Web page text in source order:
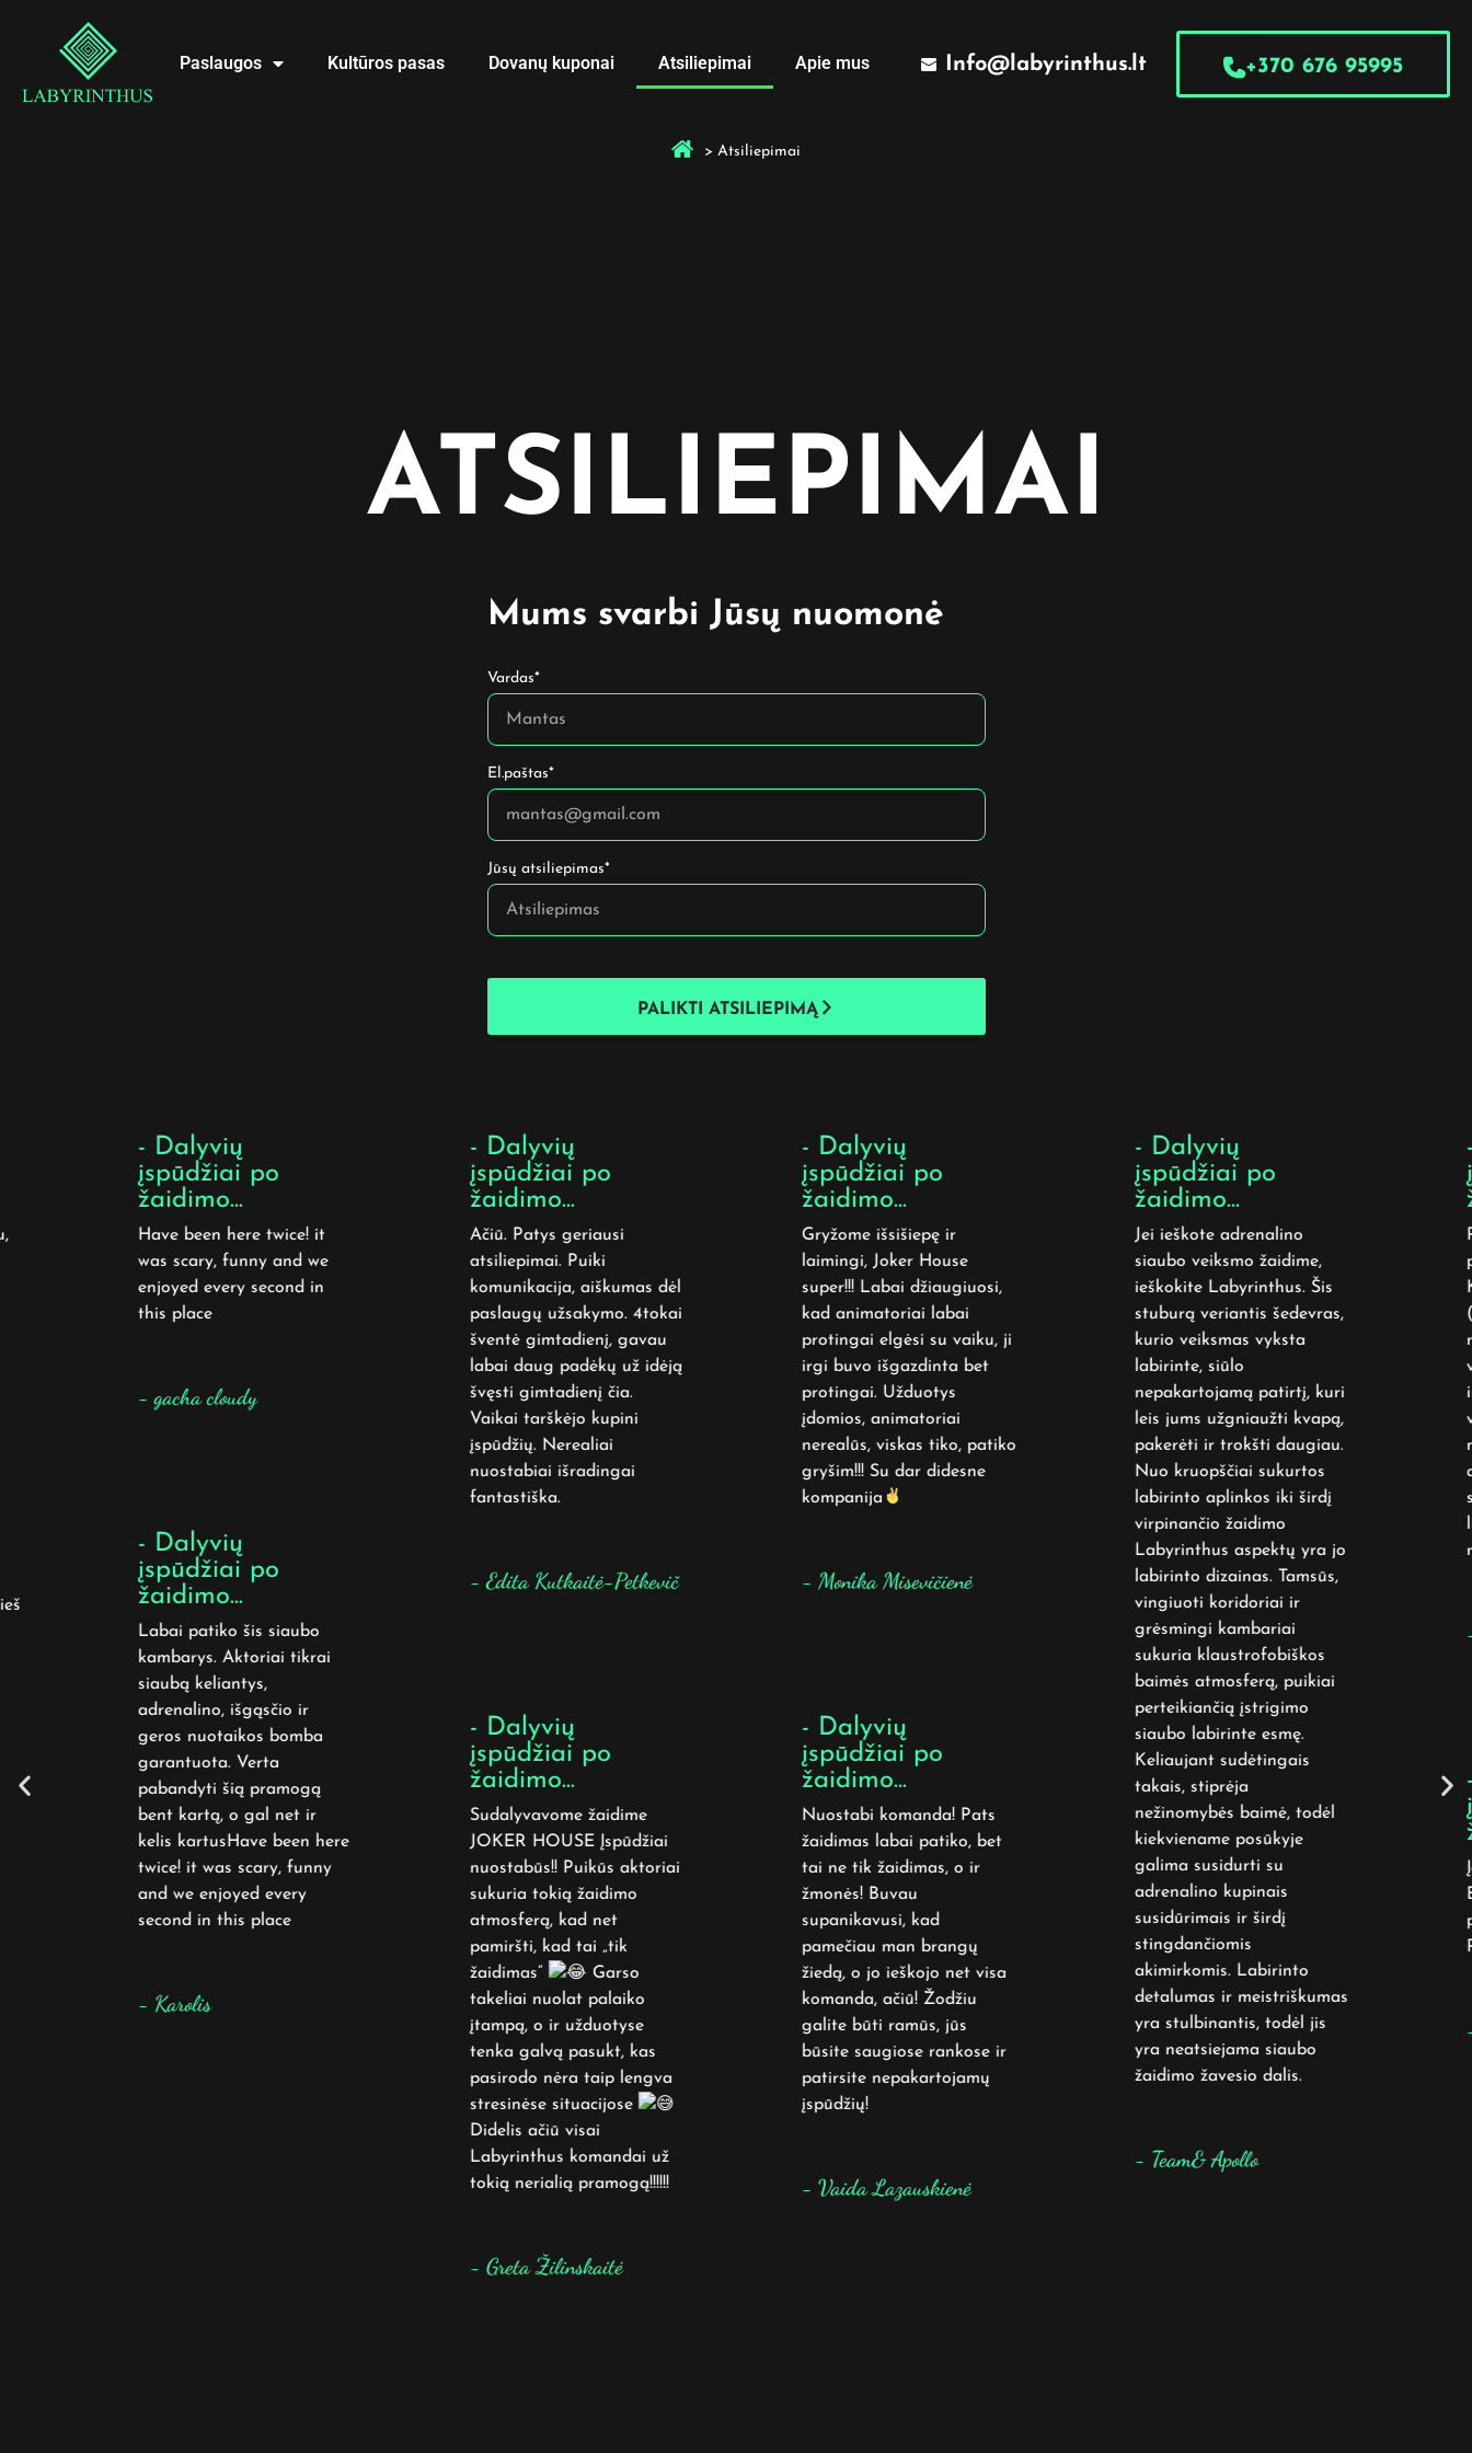
> Atsiliepimai
Paslaugos Kultūros pasas Dovanų kuponai Atsiliepimai Apie mus Info@labyrinthus.lt +370 676 95995
ATSILIEPIMAI
Mums svarbi Jūsų nuomonė
Vardas*
El.paštas*
Jūsų atsiliepimas*
PALIKTI ATSILIEPIMĄ
- Dalyvių
įspūdžiai po
žaidimo...
Have been here twice! it
was scary, funny and we
enjoyed every second in
this place
- gacha cloudy
- Dalyvių
įspūdžiai po
žaidimo...
Labai patiko šis siaubo
kambarys. Aktoriai tikrai
siaubą keliantys,
adrenalino, išgąsčio ir
geros nuotaikos bomba
garantuota. Verta
pabandyti šią pramogą
bent kartą, o gal net ir
kelis kartusHave been here
twice! it was scary, funny
and we enjoyed every
second in this place
- Karolis
- Dalyvių
įspūdžiai po
žaidimo...
Ačiū. Patys geriausi
atsiliepimai. Puiki
komunikacija, aiškumas dėl
paslaugų užsakymo. 4tokai
šventė gimtadienį, gavau
labai daug padėkų už idėją
švęsti gimtadienį čia.
Vaikai tarškėjo kupini
įspūdžių. Nerealiai
nuostabiai išradingai
fantastiška.
- Edita Kutkaitė-Petkevič
- Dalyvių
įspūdžiai po
žaidimo...
Sudalyvavome žaidime
JOKER HOUSE Įspūdžiai
nuostabūs!! Puikūs aktoriai
sukuria tokią žaidimo
atmosferą, kad net
pamiršti, kad tai „tik
žaidimas”
Garso
takeliai nuolat palaiko
įtampą, o ir užduotyse
tenka galvą pasukt, kas
pasirodo nėra taip lengva
stresinėse situacijose
Didelis ačiū visai
Labyrinthus komandai už
tokią nerialią pramogą!!!!!!
- Greta Žilinskaitė
- Dalyvių
įspūdžiai po
žaidimo...
Gryžome išsišiepę ir
laimingi, Joker House
super!!! Labai džiaugiuosi,
kad animatoriai labai
protingai elgėsi su vaiku, ji
irgi buvo išgazdinta bet
protingai. Užduotys
įdomios, animatoriai
nerealūs, viskas tiko, patiko
gryšim!!! Su dar didesne
kompanija
- Monika Misevičienė
- Dalyvių
įspūdžiai po
žaidimo...
Nuostabi komanda! Pats
žaidimas labai patiko, bet
tai ne tik žaidimas, o ir
žmonės! Buvau
supanikavusi, kad
pamečiau man brangų
žiedą, o jo ieškojo net visa
komanda, ačiū! Žodžiu
galite būti ramūs, jūs
būsite saugiose rankose ir
patirsite nepakartojamų
įspūdžių!
- Vaida Lazauskienė
- Dalyvių
įspūdžiai po
žaidimo...
Jei ieškote adrenalino
siaubo veiksmo žaidime,
ieškokite Labyrinthus. Šis
stuburą veriantis šedevras,
kurio veiksmas vyksta
labirinte, siūlo
nepakartojamą patirtį, kuri
leis jums užgniaužti kvapą,
pakerėti ir trokšti daugiau.
Nuo kruopščiai sukurtos
labirinto aplinkos iki širdį
virpinančio žaidimo
Labyrinthus aspektų yra jo
labirinto dizainas. Tamsūs,
vingiuoti koridoriai ir
grėsmingi kambariai
sukuria klaustrofobiškos
baimės atmosferą, puikiai
perteikiančią įstrigimo
siaubo labirinte esmę.
Keliaujant sudėtingais
takais, stiprėja
nežinomybės baimė, todėl
kiekviename posūkyje
galima susidurti su
adrenalino kupinais
susidūrimais ir širdį
stingdančiomis
akimirkomis. Labirinto
detalumas ir meistriškumas
yra stulbinantis, todėl jis
yra neatsiejama siaubo
žaidimo žavesio dalis.
- Team& Apollo